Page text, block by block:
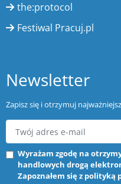
the:protocol
Festiwal Pracuj.pl
Newsletter
Zapisz się i otrzymuj
Wyrażam zgodę na
handlowych drogą
Zapoznałem się z polityką